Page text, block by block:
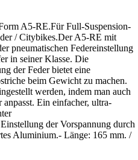
A5-RE.Für Full-Suspension-
/ Citybikes.Der A5-RE mit
pneumatischen Federeinstellung
in seiner Klasse. Die
der Feder bietet eine
beim Gewicht zu machen.
werden, indem man auch
Ein einfacher, ultra-
der Vorspannung durch
Aluminium.- Länge: 165 mm. /